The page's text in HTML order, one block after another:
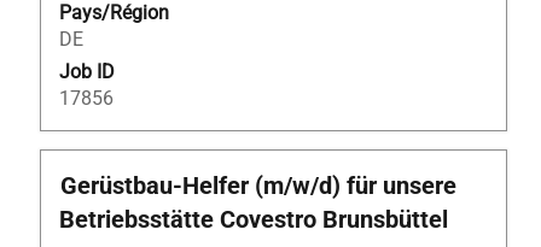
Pays/Région
DE
Job ID
17856
d’emploi.
Titre
Gerüstbau-Helfer (m/w/d) für unsere
Betriebsstätte Covestro Brunsbüttel
Sélectionnez
avec
la